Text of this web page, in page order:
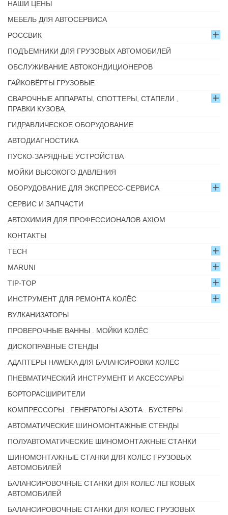
НАШИ ЦЕНЫ
МЕБЕЛЬ ДЛЯ АВТОСЕРВИСА
РОССВИК
ПОДЪЕМНИКИ ДЛЯ ГРУЗОВЫХ АВТОМОБИЛЕЙ
ОБСЛУЖИВАНИЕ АВТОКОНДИЦИОНЕРОВ
ГАЙКОВЁРТЫ ГРУЗОВЫЕ
СВАРОЧНЫЕ АППАРАТЫ, СПОТТЕРЫ, СТАПЕЛИ ,
ПРАВКИ КУЗОВА.
ГИДРАВЛИЧЕСКОЕ ОБОРУДОВАНИЕ
АВТОДИАГНОСТИКА
ПУСКО-ЗАРЯДНЫЕ УСТРОЙСТВА
МОЙКИ ВЫСОКОГО ДАВЛЕНИЯ
ОБОРУДОВАНИЕ ДЛЯ ЭКСПРЕСС-СЕРВИСА
СЕРВИС И ЗАПЧАСТИ
АВТОХИМИЯ ДЛЯ ПРОФЕССИОНАЛОВ AXIOM
КОНТАКТЫ
TECH
MARUNI
TIP-TOP
ИНСТРУМЕНТ ДЛЯ РЕМОНТА КОЛЁС
ВУЛКАНИЗАТОРЫ
ПРОВЕРОЧНЫЕ ВАННЫ . МОЙКИ КОЛЁС
ДИСКОПРАВНЫЕ СТЕНДЫ
АДАПТЕРЫ HAWEKA ДЛЯ БАЛАНСИРОВКИ КОЛЕС
ПНЕВМАТИЧЕСКИЙ ИНСТРУМЕНТ И АКСЕССУАРЫ
БОРТОРАСШИРИТЕЛИ
КОМПРЕССОРЫ . ГЕНЕРАТОРЫ АЗОТА . БУСТЕРЫ .
АВТОМАТИЧЕСКИЕ ШИНОМОНТАЖНЫЕ СТЕНДЫ
ПОЛУАВТОМАТИЧЕСКИЕ ШИНОМОНТАЖНЫЕ СТАНКИ
ШИНОМОНТАЖНЫЕ СТАНКИ ДЛЯ КОЛЕС ГРУЗОВЫХ
АВТОМОБИЛЕЙ
БАЛАНСИРОВОЧНЫЕ СТАНКИ ДЛЯ КОЛЕС ЛЕГКОВЫХ
АВТОМОБИЛЕЙ
БАЛАНСИРОВОЧНЫЕ СТАНКИ ДЛЯ КОЛЕС ГРУЗОВЫХ